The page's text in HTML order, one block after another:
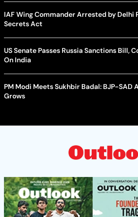
IAF Wing Commander Arrested by Delhi
Secrets Act
US Senate Passes Russia Sanctions Bill,
On India
PM Modi Meets Sukhbir Badal: BJP-SAD
Grows